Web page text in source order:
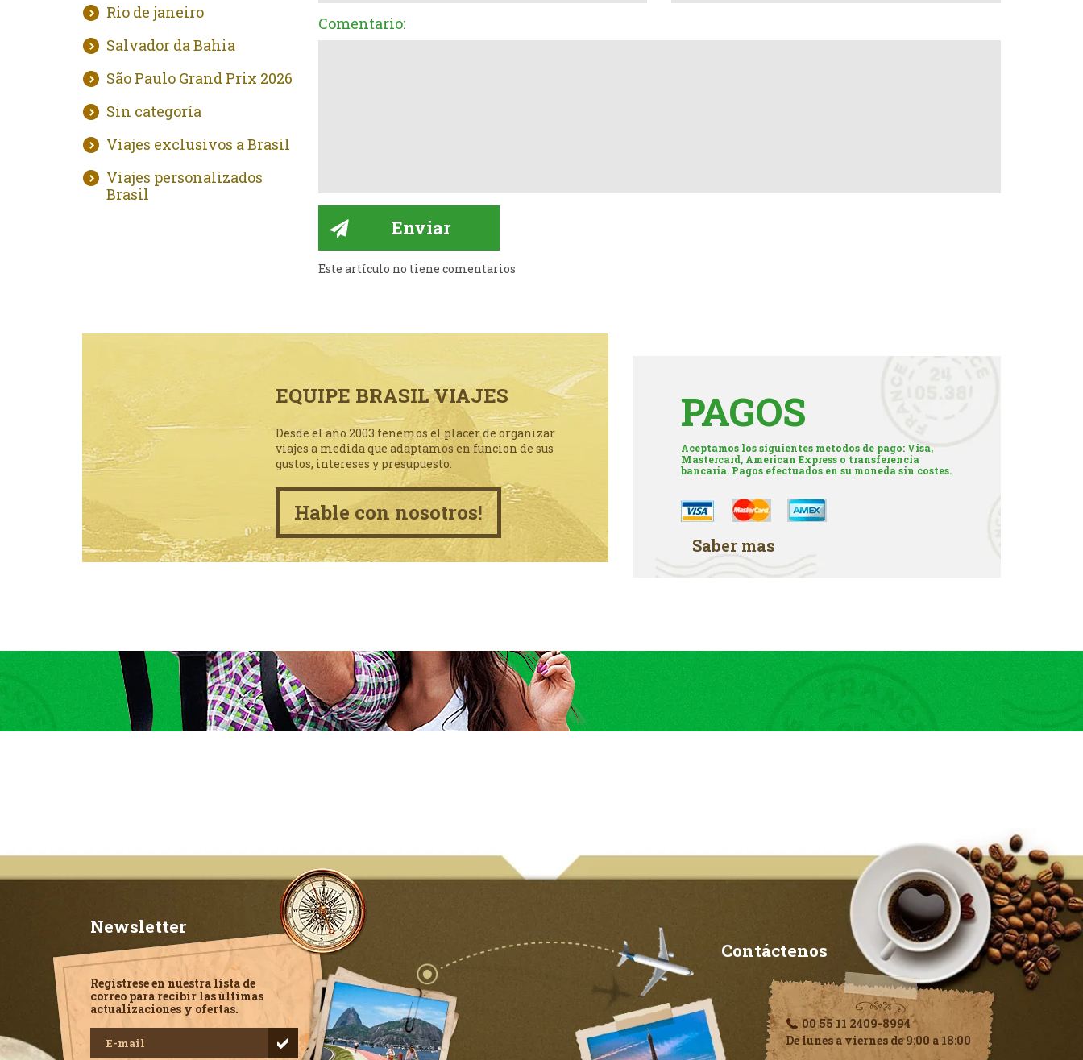
Rio de janeiro
Salvador da Bahia
São Paulo Grand Prix 2026
Sin categoría
Viajes exclusivos a Brasil
Viajes personalizados
Brasil
Comentario:
Este artículo no tiene comentarios
EQUIPE BRASIL VIAJES
Desde el año 2003 tenemos el placer de organizar
viajes a medida que adaptamos en funcion de sus
gustos, intereses y presupuesto.
Hable con nosotros!
PAGOS
Aceptamos los siguientes metodos de pago: Visa,
Mastercard, American Express o transferencia
bancaria. Pagos efectuados en su moneda sin costes.
Saber mas
Newsletter
Regístrese en nuestra lista de
correo para recibir las últimas
actualizaciones y ofertas.
Contáctenos
00 55 11 2409-8994
De lunes a viernes de 9:00 a 18:00